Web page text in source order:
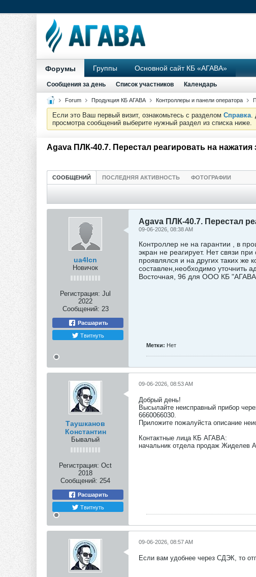
Форумы Группы Основной сайт КБ «АГАВА»
Сообщения за день Список участников Календарь
Forum Продукция КБ АГАВА Контроллеры и панели оператора
Если это Ваш первый визит, ознакомьтесь с разделом Справка.
просмотра сообщений выберите нужный раздел из списка ниже.
Agava ПЛК-40.7. Перестал реагировать на нажатия
СООБЩЕНИЙ ПОСЛЕДНЯЯ АКТИВНОСТЬ ФОТОГРАФИИ
ua4lcn
Новичок
Регистрация: Jul
2022
Сообщений: 23
Расшарить
Твитнуть
Agava ПЛК-40.7. Перестал
09-06-2026, 08:38 AM
Контроллер не на гарантии , в
экран не реагирует. Нет связи
проявлялся и на других таких же
составлен,необходимо уточнить
Восточная, 96 для ООО КБ
Метки: Нет
Таушканов
Константин
Бывалый
Регистрация: Oct
2018
Сообщений: 254
Расшарить
Твитнуть
09-06-2026, 08:53 AM
Добрый день!
Высылайте неисправный прибор
6660066030.
Приложите пожалуйста описание
Контактные лица КБ АГАВА:
начальник отдела продаж Жиделев
09-06-2026, 08:57 AM
Если вам удобнее через СДЭК, то